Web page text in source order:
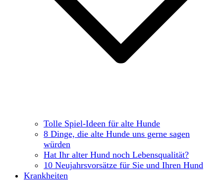
Tolle Spiel-Ideen für alte Hunde
8 Dinge, die alte Hunde uns gerne sagen
würden
Hat Ihr alter Hund noch Lebensqualität?
10 Neujahrsvorsätze für Sie und Ihren Hund
Krankheiten